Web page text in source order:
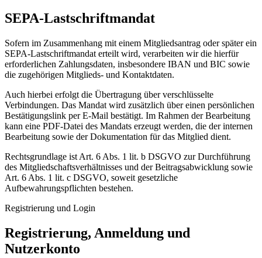
SEPA-Lastschriftmandat
Sofern im Zusammenhang mit einem Mitgliedsantrag oder später ein
SEPA-Lastschriftmandat erteilt wird, verarbeiten wir die hierfür
erforderlichen Zahlungsdaten, insbesondere IBAN und BIC sowie
die zugehörigen Mitglieds- und Kontaktdaten.
Auch hierbei erfolgt die Übertragung über verschlüsselte
Verbindungen. Das Mandat wird zusätzlich über einen persönlichen
Bestätigungslink per E-Mail bestätigt. Im Rahmen der Bearbeitung
kann eine PDF-Datei des Mandats erzeugt werden, die der internen
Bearbeitung sowie der Dokumentation für das Mitglied dient.
Rechtsgrundlage ist Art. 6 Abs. 1 lit. b DSGVO zur Durchführung
des Mitgliedschaftsverhältnisses und der Beitragsabwicklung sowie
Art. 6 Abs. 1 lit. c DSGVO, soweit gesetzliche
Aufbewahrungspflichten bestehen.
Registrierung und Login
Registrierung, Anmeldung und
Nutzerkonto